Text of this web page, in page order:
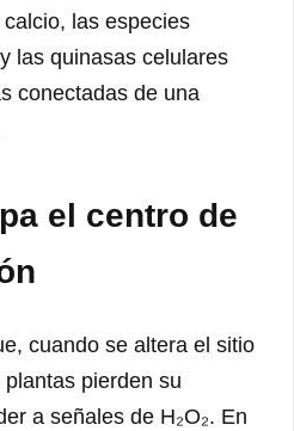
las especies
las quinasas celulares
conectadas de una
el centro de
cuando se altera el sitio
pierden su
a señales de H₂O₂. En